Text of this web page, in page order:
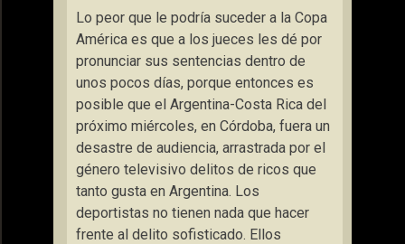
Lo peor que le podría suceder a la Copa
América es que a los jueces les dé por
pronunciar sus sentencias dentro de
unos pocos días, porque entonces es
posible que el Argentina-Costa Rica del
próximo miércoles, en Córdoba, fuera un
desastre de audiencia, arrastrada por el
género televisivo delitos de ricos que
tanto gusta en Argentina. Los
deportistas no tienen nada que hacer
frente al delito sofisticado. Ellos